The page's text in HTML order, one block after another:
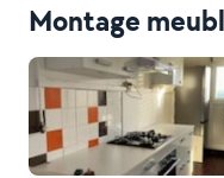
Montage